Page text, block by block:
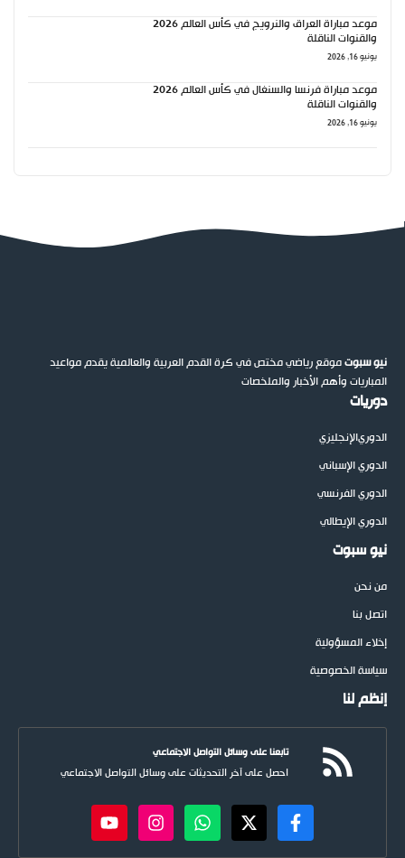
موعد مباراة العراق والنرويج في كأس العالم 2026
والقنوات الناقلة
يونيو 16, 2026
موعد مباراة فرنسا والسنغال في كأس العالم 2026
والقنوات الناقلة
يونيو 16, 2026
نيو سبوتموقع رياضي مختص في كرة القدم العربية والعالمية يقدم مواعيد
المباريات وأهم الأخبار والملخصات
دوريات
الدوريالإنجليزي
الدوري الإسباني
الدوري الفرنسي
الدوري الإيطالي
نيو سبوت
من نحن
اتصل بنا
إخلاء المسؤولية
سياسة الخصوصية
إنظم لنا
تابعنا على وسائل التواصل الاجتماعي
احصل على آخر التحديثات على وسائل التواصل الاجتماعي